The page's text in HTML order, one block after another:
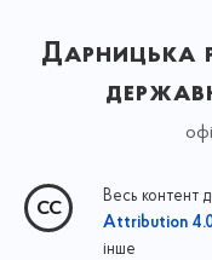
Дарницька
Весь контент
Attribution
інше